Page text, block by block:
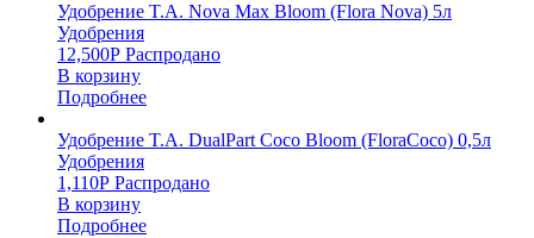
Удобрение T.A. Nova Max Bloom (Flora Nova) 5л
Удобрения
12,500Р Распродано
В корзину
Подробнее
Удобрение T.A. DualPart Coco Bloom (FloraCoco) 0,5л
Удобрения
1,110Р Распродано
В корзину
Подробнее